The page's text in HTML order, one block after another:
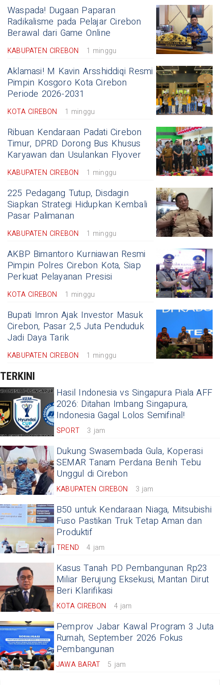
Waspada! Dugaan Paparan
Radikalisme pada Pelajar Cirebon
Berawal dari Game Online
KABUPATEN CIREBON 1 minggu
Aklamasi! M Kavin Arsshiddiqi Resmi
Pimpin Kosgoro Kota Cirebon
Periode 2026-2031
KOTA CIREBON 1 minggu
Ribuan Kendaraan Padati Cirebon
Timur, DPRD Dorong Bus Khusus
Karyawan dan Usulankan Flyover
KABUPATEN CIREBON 1 minggu
225 Pedagang Tutup, Disdagin
Siapkan Strategi Hidupkan Kembali
Pasar Palimanan
KABUPATEN CIREBON 1 minggu
AKBP Bimantoro Kurniawan Resmi
Pimpin Polres Cirebon Kota, Siap
Perkuat Pelayanan Presisi
KOTA CIREBON 1 minggu
Bupati Imron Ajak Investor Masuk
Cirebon, Pasar 2,5 Juta Penduduk
Jadi Daya Tarik
KABUPATEN CIREBON 1 minggu
TERKINI
Hasil Indonesia vs Singapura Piala AFF
2026: Ditahan Imbang Singapura,
Indonesia Gagal Lolos Semifinal!
SPORT 3 jam
Dukung Swasembada Gula, Koperasi
SEMAR Tanam Perdana Benih Tebu
Unggul di Cirebon
KABUPATEN CIREBON 3 jam
B50 untuk Kendaraan Niaga, Mitsubishi
Fuso Pastikan Truk Tetap Aman dan
Produktif
TREND 4 jam
Kasus Tanah PD Pembangunan Rp23
Miliar Berujung Eksekusi, Mantan Dirut
Beri Klarifikasi
KOTA CIREBON 4 jam
Pemprov Jabar Kawal Program 3 Juta
Rumah, September 2026 Fokus
Pembangunan
JAWA BARAT 5 jam